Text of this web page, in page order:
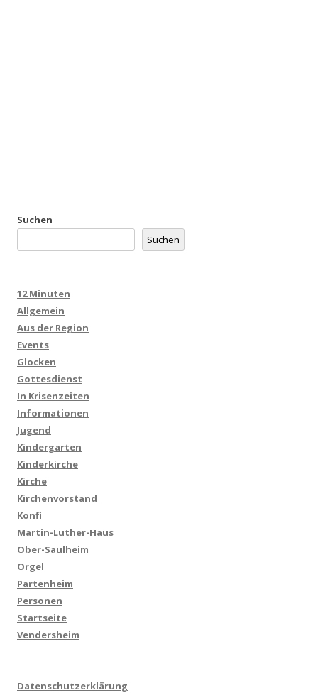
Suchen
Suchen
12 Minuten
Allgemein
Aus der Region
Events
Glocken
Gottesdienst
In Krisenzeiten
Informationen
Jugend
Kindergarten
Kinderkirche
Kirche
Kirchenvorstand
Konfi
Martin-Luther-Haus
Ober-Saulheim
Orgel
Partenheim
Personen
Startseite
Vendersheim
Datenschutzerklärung